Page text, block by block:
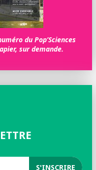
du Pop’Sciences
sur demande.